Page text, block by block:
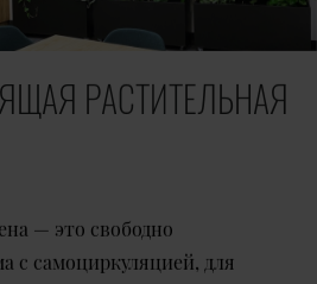
РАСТИТЕЛЬНАЯ
— это свободно
с самоциркуляцией, для